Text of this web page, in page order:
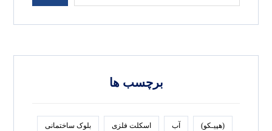
برچسب ها
(هپیـکو) آب اسکلت فلزی بلوک ساختمانی